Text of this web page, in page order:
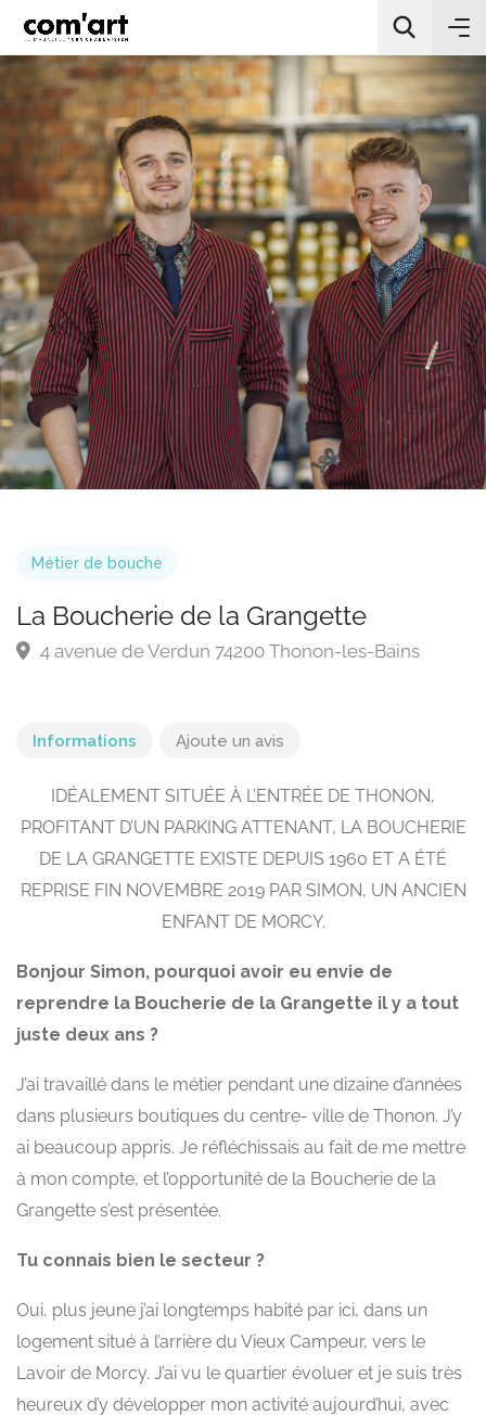
All Categories
Chercher
Métier de bouche
La Boucherie de la Grangette
4 avenue de Verdun 74200 Thonon-les-Bains
Informations Ajoute un avis
IDÉALEMENT SITUÉE À L’ENTRÉE DE THONON,
PROFITANT D’UN PARKING ATTENANT, LA BOUCHERIE
DE LA GRANGETTE EXISTE DEPUIS 1960 ET A ÉTÉ
REPRISE FIN NOVEMBRE 2019 PAR SIMON, UN ANCIEN
ENFANT DE MORCY.
Bonjour Simon, pourquoi avoir eu envie de
reprendre la Boucherie de la Grangette il y a tout
juste deux ans ?
J’ai travaillé dans le métier pendant une dizaine d’années
dans plusieurs boutiques du centre- ville de Thonon. J’y
ai beaucoup appris. Je réfléchissais au fait de me mettre
à mon compte, et l’opportunité de la Boucherie de la
Grangette s’est présentée.
Tu connais bien le secteur ?
Oui, plus jeune j’ai longtemps habité par ici, dans un
logement situé à l’arrière du Vieux Campeur, vers le
Lavoir de Morcy. J’ai vu le quartier évoluer et je suis très
heureux d’y développer mon activité aujourd’hui, avec